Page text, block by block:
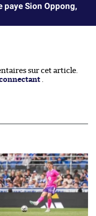
paye Sion Oppong,
sur cet article.